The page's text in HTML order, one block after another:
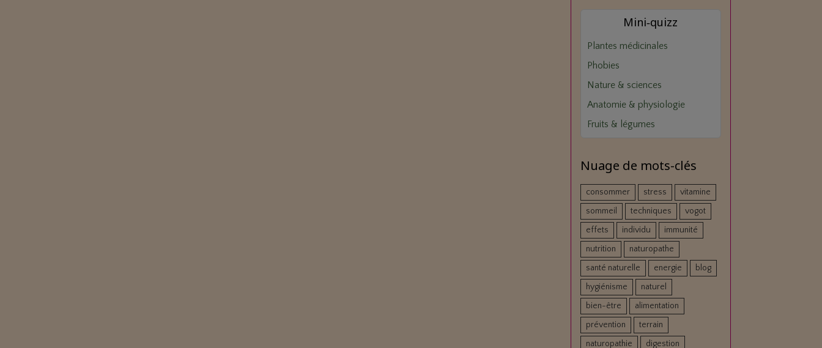
Mini‑quizz
Plantes médicinales
Phobies
Nature & sciences
Anatomie & physiologie
Fruits & légumes
Nuage de mots-clés
consommer stress
vitamine
sommeil
techniques
vogot
effets
individu
immunité
nutrition
naturopathe
santé naturelle
energie
blog
hygiénisme
naturel
bien-être
alimentation
prévention
terrain
naturopathie
digestion